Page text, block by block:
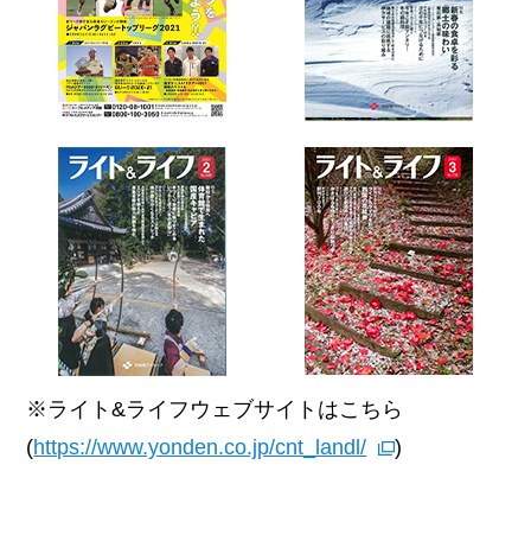
※ライト&ライフウェブサイトはこちら
(https://www.yonden.co.jp/cnt_landl/ )